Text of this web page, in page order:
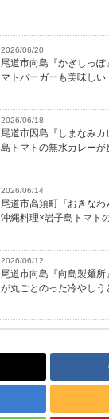
2026/06/20
尾道市向島『かぎしっ
マトバーガーも美味しい
2026/06/18
尾道市因島『しまなみ
島トマトの無水カレーが
2026/06/14
尾道市高須町『おきなわ
沖縄料理×岩子島トマト
2026/06/12
尾道市向島『向島製麺所
が丸ごとのった冷やしう